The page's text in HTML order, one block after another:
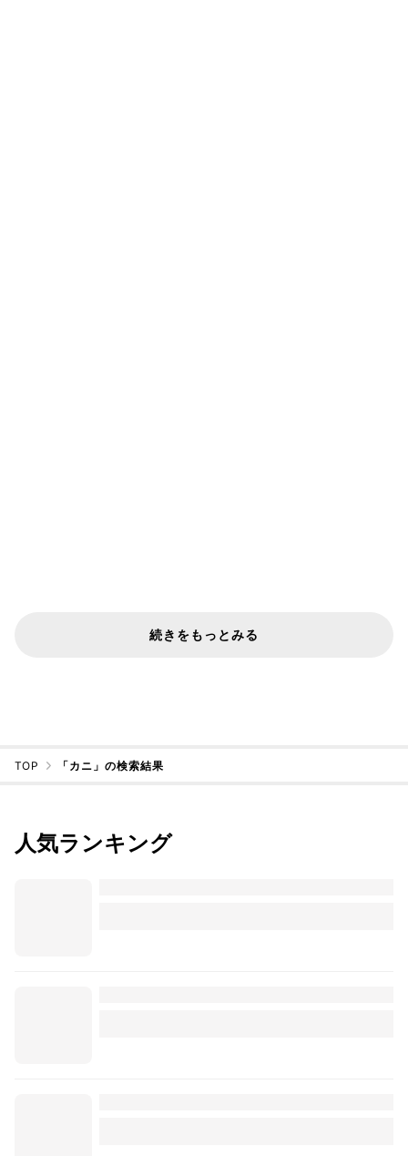
続きをもっとみる
TOP 「カニ」の検索結果
人気ランキング